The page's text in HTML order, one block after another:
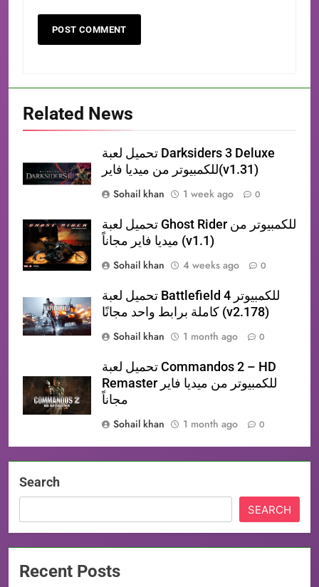
Related News
تحميل لعبة Darksiders 3 Deluxe
للكمبيوتر من ميديا فاير(v1.31)
Sohail khan
1 week ago 0
تحميل لعبة Ghost Rider للكمبيوتر من
ميديا فاير مجاناً (v1.1)
Sohail khan
4 weeks ago 0
تحميل لعبة Battlefield 4 للكمبيوتر
كاملة برابط واحد مجانًا (v2.178)
Sohail khan
1 month ago 0
تحميل لعبة Commandos 2 – HD
Remaster للكمبيوتر من ميديا فاير
مجاناً
Sohail khan
1 month ago 0
Search
SEARCH
Recent Posts